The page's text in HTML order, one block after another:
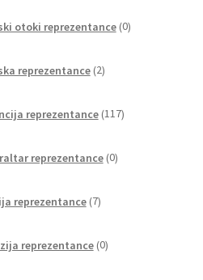
otoki reprezentance 0izdelkov
reprezentance 2izdelka
reprezentance 117izdelkov
reprezentance 0izdelkov
reprezentance 7izdelkov
reprezentance 0izdelkov